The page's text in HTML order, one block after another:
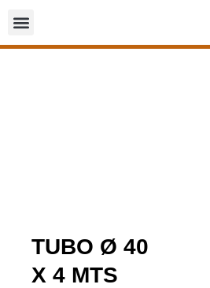
TUBO Ø 40
X 4 MTS